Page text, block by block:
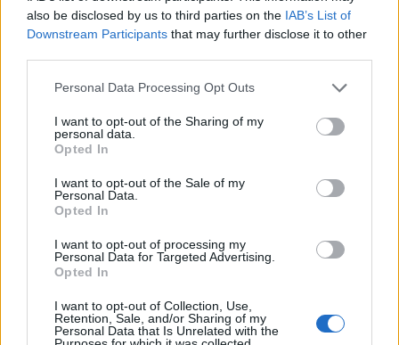
also be disclosed by us to third parties on the IAB’s List of
Downstream Participants that may further disclose it to other
Please note that this website/app uses one or more Google
not limited to your visit or usage behaviour. You may click to
grant or deny consent to Google and its third-party tags to
use your data for below specified purposes in below Google
consent section.
Personal Data Processing Opt Outs
I want to opt-out of the Sharing of my
personal data.
Opted In
I want to opt-out of the Sale of my
Personal Data.
Opted In
I want to opt-out of processing my
Personal Data for Targeted Advertising.
Opted In
I want to opt-out of Collection, Use,
Retention, Sale, and/or Sharing of my
Personal Data that Is Unrelated with the
Az Egyesült Államokban 4 dollár a
2026. márc. 31.
1 2 18
#MNB
NÉPSZERŰ